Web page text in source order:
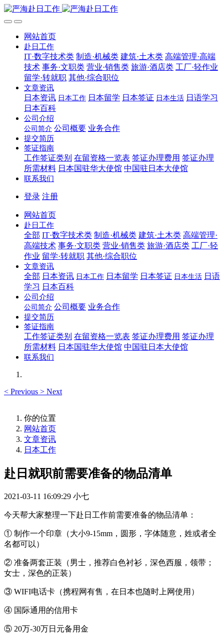
网站首页
赴日工作
IT·数字技术类 制造·机械类 建筑·土木类 高端管理·高端
技术 事务·文职类 营业·销售类 旅游·酒店类 工厂·轻作业
留学·转就职 其他·综合职位
文章资讯
日本资讯 日本工作 日本留学 日本签证 日本生活 日语学习
日本百科
公司介绍
公司简介 公司概要 业务合作
提交简历
签证指南
工作签证类别 在留资格一览表 签证办理费用 签证办理
所需材料 日本国驻华大使馆 中国驻日本大使馆
联系我们
登录 注册
网站首页
赴日工作
全部 IT·数字技术类 制造·机械类 建筑·土木类 高端管理·
高端技术 事务·文职类 营业·销售类 旅游·酒店类 工厂·轻
作业 留学·转就职 其他·综合职位
文章资讯
全部 日本资讯 日本工作 日本留学 日本签证 日本生活 日语
学习 日本百科
公司介绍
公司简介 公司概要 业务合作
提交简历
签证指南
工作签证类别 在留资格一览表 签证办理费用 签证办理
所需材料 日本国驻华大使馆 中国驻日本大使馆
联系我们
< Previous > Next
你的位置
网站首页
文章资讯
日本工作
赴日就职前需要准备的物品清单
2021-03-11 16:09:29 小七
今天帮大家整理一下赴日工作前需要准备的物品清单：
① 制作一个印章（大小9-15mm，圆形，字体随意，姓或者全
名都可以）
② 准备两套正装（男士，推荐白色衬衫，深色西服，领带；
女士，深色的正装）
③ WIFI电话卡（携程网有售，在日本也随时上网使用）
④ 国际通用的信用卡
⑤ 20万-30万日元备用金